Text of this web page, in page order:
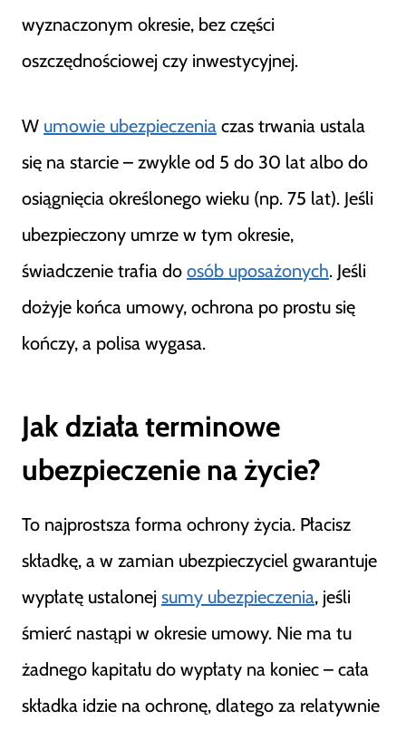
wyznaczonym okresie, bez części
oszczędnościowej czy inwestycyjnej.
W umowie ubezpieczenia czas trwania ustala
się na starcie – zwykle od 5 do 30 lat albo do
osiągnięcia określonego wieku (np. 75 lat). Jeśli
ubezpieczony umrze w tym okresie,
świadczenie trafia do osób uposażonych. Jeśli
dożyje końca umowy, ochrona po prostu się
kończy, a polisa wygasa.
Jak działa terminowe
ubezpieczenie na życie?
To najprostsza forma ochrony życia. Płacisz
składkę, a w zamian ubezpieczyciel gwarantuje
wypłatę ustalonej sumy ubezpieczenia, jeśli
śmierć nastąpi w okresie umowy. Nie ma tu
żadnego kapitału do wypłaty na koniec – cała
składka idzie na ochronę, dlatego za relatywnie